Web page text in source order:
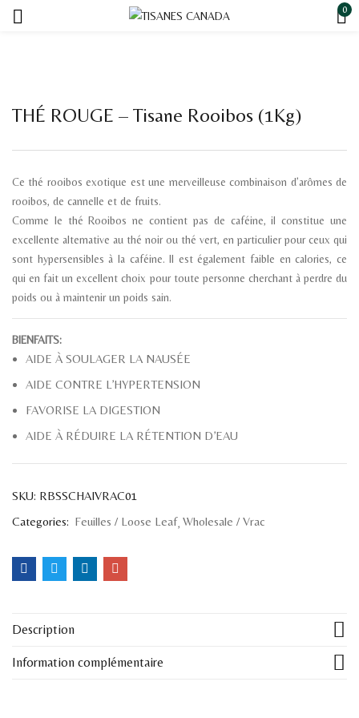
0
THÉ ROUGE – Tisane Rooibos (1Kg)
Ce thé rooibos exotique est une merveilleuse combinaison d’arômes de
rooibos, de cannelle et de fruits.
Comme le thé Rooibos ne contient pas de caféine, il constitue une
excellente alternative au thé noir ou thé vert, en particulier pour ceux qui
sont hypersensibles à la caféine. Il est également faible en calories, ce
qui en fait un excellent choix pour toute personne cherchant à perdre du
poids ou à maintenir un poids sain.
BIENFAITS:
AIDE À SOULAGER LA NAUSÉE
AIDE CONTRE L’HYPERTENSION
FAVORISE LA DIGESTION
AIDE À RÉDUIRE LA RÉTENTION D’EAU
SKU: RBSSCHAIVRAC01
Categories: Feuilles / Loose Leaf Wholesale / Vrac
Description
Information complémentaire